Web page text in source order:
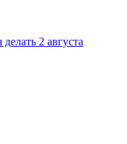
2 августа